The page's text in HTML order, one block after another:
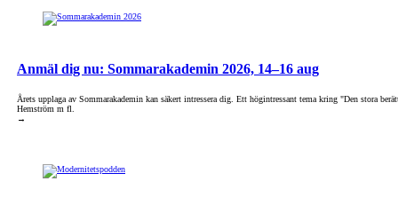
Anmäl dig nu: Sommarakademin 2026, 14–16 aug
Årets upplaga av Sommarakademin kan säkert intressera dig. Ett högintressant tema kring "Den stora
Hemström m fl.
→